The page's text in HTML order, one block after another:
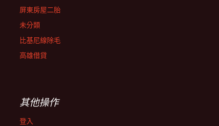
屏東房屋二胎
未分類
比基尼線除毛
高雄借貸
其他操作
登入